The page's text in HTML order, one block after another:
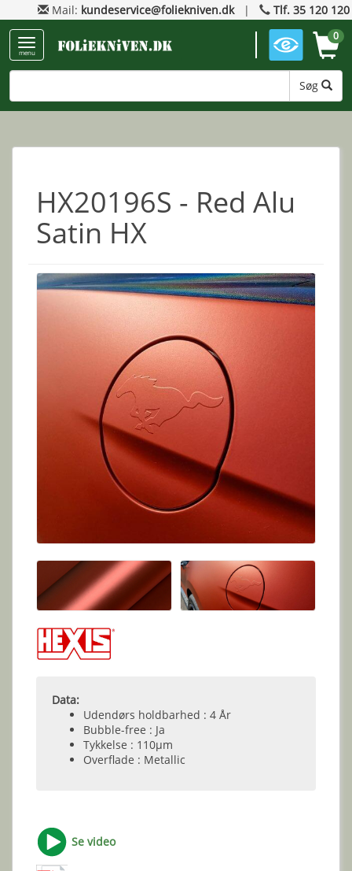
Mail: kundeservice@foliekniven.dk| Tlf. 35 120 120
menu
Søg
0
HX20196S - Red Alu
Satin HX
Data:
Udendørs holdbarhed : 4 År
Bubble-free : Ja
Tykkelse : 110µm
Overflade : Metallic
Se video